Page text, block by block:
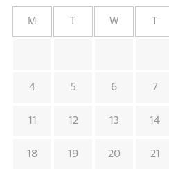
M W
4 5 6 7
11 12 13 14
18 19 20 21